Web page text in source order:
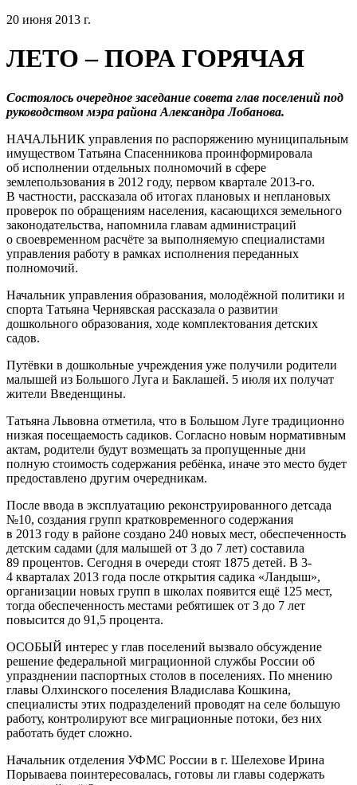
20 июня 2013 г.
ЛЕТО – ПОРА ГОРЯЧАЯ
Состоялось очередное заседание совета глав поселений под
руководством мэра района Александра Лобанова.
НАЧАЛЬНИК управления по распоряжению муниципальным
имуществом Татьяна Спасенникова проинформировала
об исполнении отдельных полномочий в сфере
землепользования в 2012 году, первом квартале 2013-го.
В частности, рассказала об итогах плановых и неплановых
проверок по обращениям населения, касающихся земельного
законодательства, напомнила главам администраций
о своевременном расчёте за выполняемую специалистами
управления работу в рамках исполнения переданных
полномочий.
Начальник управления образования, молодёжной политики и
спорта Татьяна Чернявская рассказала о развитии
дошкольного образования, ходе комплектования детских
садов.
Путёвки в дошкольные учреждения уже получили родители
малышей из Большого Луга и Баклашей. 5 июля их получат
жители Введенщины.
Татьяна Львовна отметила, что в Большом Луге традиционно
низкая посещаемость садиков. Согласно новым нормативным
актам, родители будут возмещать за пропущенные дни
полную стоимость содержания ребёнка, иначе это место будет
предоставлено другим очередникам.
После ввода в эксплуатацию реконструированного детсада
№10, создания групп кратковременного содержания
в 2013 году в районе создано 240 новых мест, обеспеченность
детским садами (для малышей от 3 до 7 лет) составила
89 процентов. Сегодня в очереди стоят 1875 детей. В 3-
4 кварталах 2013 года после открытия садика «Ландыш»,
организации новых групп в школах появится ещё 125 мест,
тогда обеспеченность местами ребятишек от 3 до 7 лет
повысится до 91,5 процента.
ОСОБЫЙ интерес у глав поселений вызвало обсуждение
решение федеральной миграционной службы России об
упразднении паспортных столов в поселениях. По мнению
главы Олхинского поселения Владислава Кошкина,
специалисты этих подразделений проводят на селе большую
работу, контролируют все миграционные потоки, без них
работать будет сложно.
Начальник отделения УФМС России в г. Шелехове Ирина
Порываева поинтересовалась, готовы ли главы содержать